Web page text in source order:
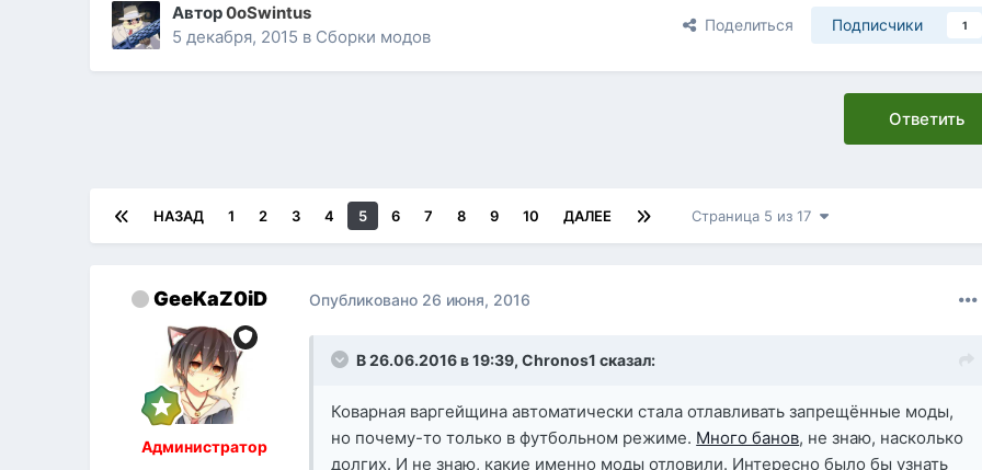
Автор0oSwintus
5 декабря, 2015 в Сборки модов
Поделиться Подписчики 1
Ответить
НАЗАД 1 2 3 4 5 6 7 8 9 10 ДАЛЕЕ Страница 5 из 17
GeeKaZ0iD
Администратор
Опубликовано 26 июня, 2016
В 26.06.2016 в 19:39,Chronos1 сказал:
Коварная варгейщина автоматически стала отлавливать запрещённые моды,
но почему-то только в футбольном режиме. Много банов, не знаю, насколько
долгих. И не знаю, какие именно моды отловили. Интересно было бы узнать